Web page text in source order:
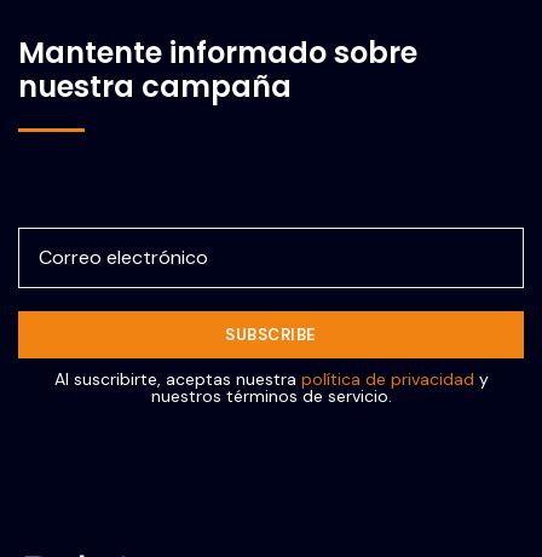
Mantente informado sobre
nuestra campaña
Al suscribirte, aceptas nuestra política de privacidad y
nuestros términos de servicio.